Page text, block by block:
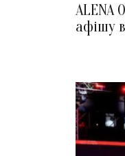
ALENA
афішу